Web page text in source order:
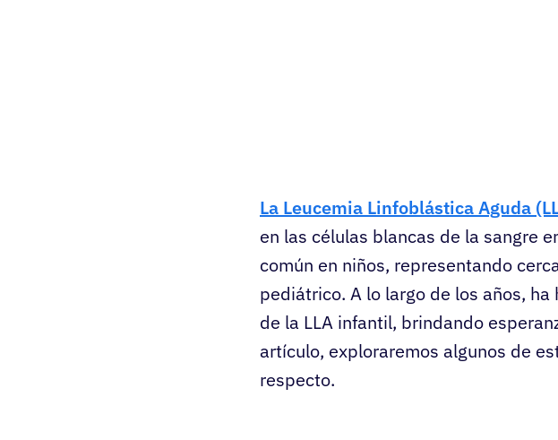
La Leucemia Linfoblástica Aguda
en las células blancas de la sangre
común en niños, representando
pediátrico. A lo largo de los años,
de la LLA infantil, brindando
artículo, exploraremos algunos de
respecto.